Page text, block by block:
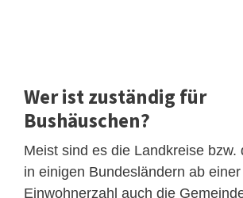
Wer ist zuständig für
Bushäuschen?
Meist sind es die Landkreise bzw.
in einigen Bundesländern ab
Einwohnerzahl auch die